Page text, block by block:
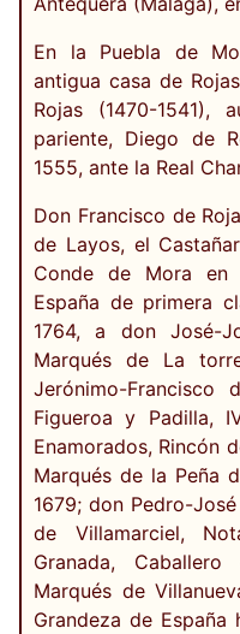
En la Puebla de
antigua casa de
Rojas (1470-1541),
pariente, Diego de
1555, ante la Real
Don Francisco de
de Layos, el
Conde de Mora en
España de primera
1764, a don José-
Marqués de La
Jerónimo-
Figueroa y Padilla,
Enamorados, Rincón
Marqués de la Peña
1679; don Pedro-
de Villamarciel,
Granada,
Marqués de
Grandeza de